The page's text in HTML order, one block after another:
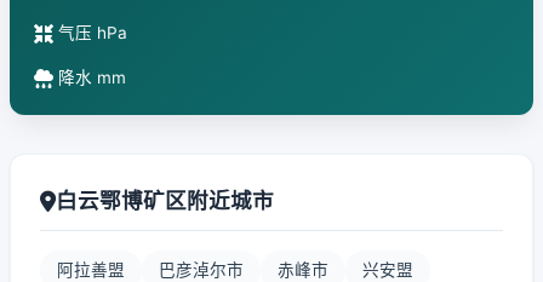
气压 hPa
降水 mm
白云鄂博矿区附近城市
阿拉善盟 巴彦淖尔市 赤峰市 兴安盟